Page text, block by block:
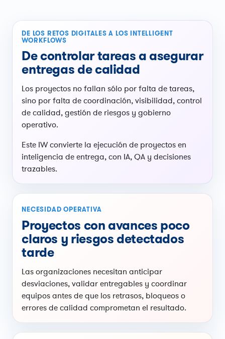
DE LOS RETOS DIGITALES A LOS INTELLIGENT
WORKFLOWS
De controlar tareas a asegurar
entregas de calidad
Los proyectos no fallan sólo por falta de tareas,
sino por falta de coordinación, visibilidad, control
de calidad, gestión de riesgos y gobierno
operativo.
Este IW convierte la ejecución de proyectos en
inteligencia de entrega, con IA, QA y decisiones
trazables.
NECESIDAD OPERATIVA
Proyectos con avances poco
claros y riesgos detectados
tarde
Las organizaciones necesitan anticipar
desviaciones, validar entregables y coordinar
equipos antes de que los retrasos, bloqueos o
errores de calidad comprometan el resultado.